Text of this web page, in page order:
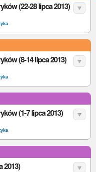
(22-28 lipca 2013)
(8-14 lipca 2013)
(1-7 lipca 2013)
2013)